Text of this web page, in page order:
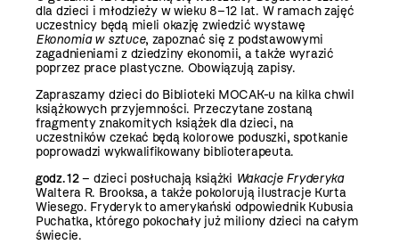
dla dzieci i młodzieży w wieku 8–12 lat. W ramach zajęć
uczestnicy będą mieli okazję zwiedzić wystawę
Ekonomia w sztuce, zapoznać się z podstawowymi
zagadnieniami z dziedziny ekonomii, a także wyrazić
poprzez prace plastyczne. Obowiązują zapisy.
Zapraszamy dzieci do Biblioteki MOCAK-u na kilka chwil
książkowych przyjemności. Przeczytane zostaną
fragmenty znakomitych książek dla dzieci, na
uczestników czekać będą kolorowe poduszki, spotkanie
poprowadzi wykwalifikowany biblioterapeuta.
godz. 12– dzieci posłuchają książki Wakacje Fryderyka
Waltera R. Brooksa, a także pokolorują ilustracje Kurta
Wiesego. Fryderyk to amerykański odpowiednik Kubusia
Puchatka, którego pokochały już miliony dzieci na całym
świecie.